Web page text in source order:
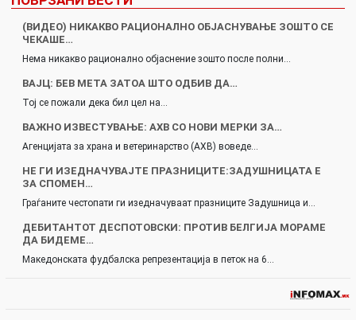
(ВИДЕО) НИКАКВО РАЦИОНАЛНО ОБЈАСНУВАЊЕ ЗОШТО СЕ
ЧЕКАШЕ…
Нема никакво рационално објаснение зошто после полни…
ВАЈЦ: БЕВ МЕТА ЗАТОА ШТО ОДБИВ ДА…
Тој се пожали дека бил цел на…
ВАЖНО ИЗВЕСТУВАЊЕ: АХВ СО НОВИ МЕРКИ ЗА…
Агенцијата за храна и ветеринарство (АХВ) воведе…
НЕ ГИ ИЗЕДНАЧУВАЈТЕ ПРАЗНИЦИТЕ:ЗАДУШНИЦАТА Е
ЗА СПОМЕН…
Граѓаните честопати ги изедначуваат празниците Задушница и…
ДЕБИТАНТОТ ДЕСПОТОВСКИ: ПРОТИВ БЕЛГИЈА МОРАМЕ
ДА БИДЕМЕ…
Македонската фудбалска репрезентација в петок на 6…